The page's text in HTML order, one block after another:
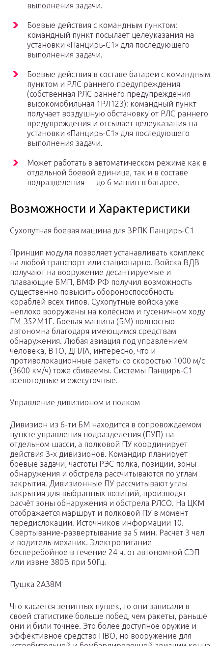
выполнения задачи.
Боевые действия с командным пунктом:
командный пункт посылает целеуказания на
установки «Панцирь-С1» для последующего
выполнения задачи.
Боевые действия в составе батареи с командным
пунктом и РЛС раннего предупреждения
(собственная РЛС раннего предупреждения
высокомобильная 1РЛ123): командный пункт
получает воздушную обстановку от РЛС раннего
предупреждения и отсылает целеуказания на
установки «Панцирь-С1» для последующего
выполнения задачи.
Может работать в автоматическом режиме как в
отдельной боевой единице, так и в составе
подразделения — до 6 машин в батарее.
Возможности и Характеристики
Сухопутная боевая машина для ЗРПК Панцирь-С1
Принцип модуля позволяет устанавливать комплекс
на любой транспорт или стационарно. Войска ВДВ
получают на вооружение десантируемые и
плавающие БМП, ВМФ РФ получил возможность
существенно повысить обороноспособность
кораблей всех типов. Сухопутные войска уже
неплохо вооружены на колёсном и гусеничном ходу
ГМ-352М1Е. Боевая машина (БМ) полностью
автономна благодаря имеющимся средствам
обнаружения. Любая авиация под управлением
человека, ВТО, ДПЛА, интересно, что и
противолокационные ракеты со скоростью 1000 м/с
(3600 км/ч) тоже сбиваемы. Системы Панцирь-С1
всепогодные и ежесуточные.
Управление дивизионом и полком
Дивизион из 6-ти БМ находится в сопровождаемом
пункте управления подразделения (ПУП) на
отдельном шасси, а полковой ПУ координирует
действия 3-х дивизионов. Командир планирует
боевые задачи, частоты РЭС полка, позиции, зоны
обнаружения и обстрела рассчитываются по углам
закрытия. Дивизионные ПУ рассчитывают углы
закрытия для выбранных позиций, производят
расчёт зоны обнаружения и обстрела РЛСО. На ЦКМ
отображается маршрут и полковой ПУ в момент
передислокации. Источников информации 10.
Свёртывание-развертывание за 5 мин. Расчёт 3 чел
и водитель-механик. Электропитание
бесперебойное в течение 24 ч. от автономной СЭП
или извне 380В при 50Гц.
Пушка 2А38М
Что касается зенитных пушек, то они записали в
своей статистике больше побед, чем ракеты, раньше
они и били точнее. Это более доступное оружие и
эффективное средство ПВО, но вооружение для